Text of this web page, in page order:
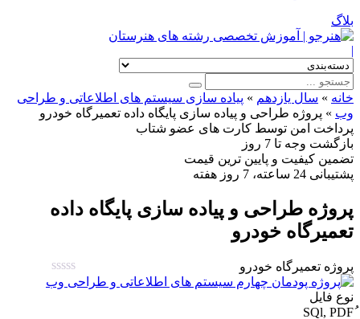
بلاگ
|
خانه » سال یازدهم » پیاده سازی سیستم های اطلاعاتی و طراحی
وب » پروژه طراحی و پیاده سازی پایگاه داده تعمیرگاه خودرو
پرداخت امن توسط کارت های عضو شتاب
بازگشت وجه تا 7 روز
تضمین کیفیت و پایین ترین قیمت
پشتیبانی 24 ساعته، 7 روز هفته
پروژه طراحی و پیاده سازی پایگاه داده
تعمیرگاه خودرو
پروژه تعمیرگاه خودرو
نوع فایل